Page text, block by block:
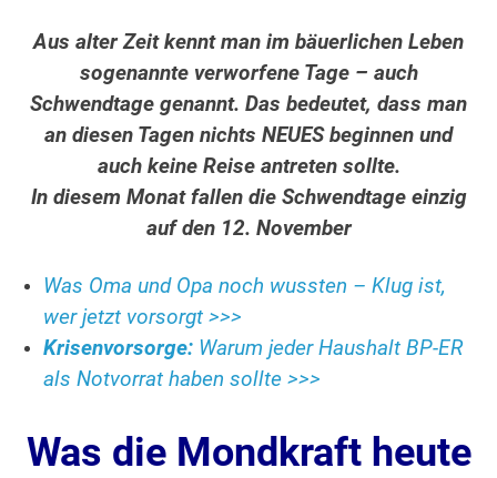
Aus alter Zeit kennt man im bäuerlichen Leben
sogenannte verworfene Tage – auch
Schwendtage genannt. Das bedeutet, dass man
an diesen Tagen nichts NEUES beginnen und
auch keine Reise antreten sollte.
In diesem Monat fallen die Schwendtage einzig
auf den 12. November
Was Oma und Opa noch wussten – Klug ist,
wer jetzt vorsorgt >>>
Krisenvorsorge: Warum jeder Haushalt BP-ER
als Notvorrat haben sollte >>>
Was die Mondkraft heute